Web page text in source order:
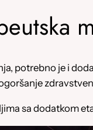
potrebno je i
sa dodatkom